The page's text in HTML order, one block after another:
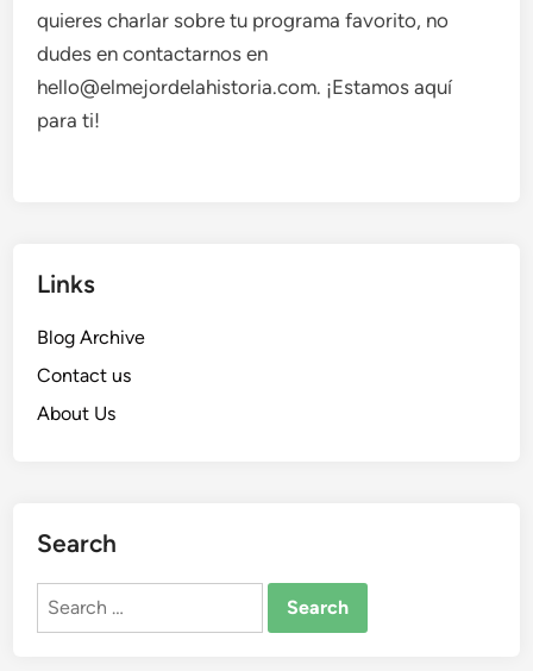
quieres charlar sobre tu programa favorito, no
dudes en contactarnos en
hello@elmejordelahistoria.com. ¡Estamos aquí
para ti!
Links
Blog Archive
Contact us
About Us
Search
Search